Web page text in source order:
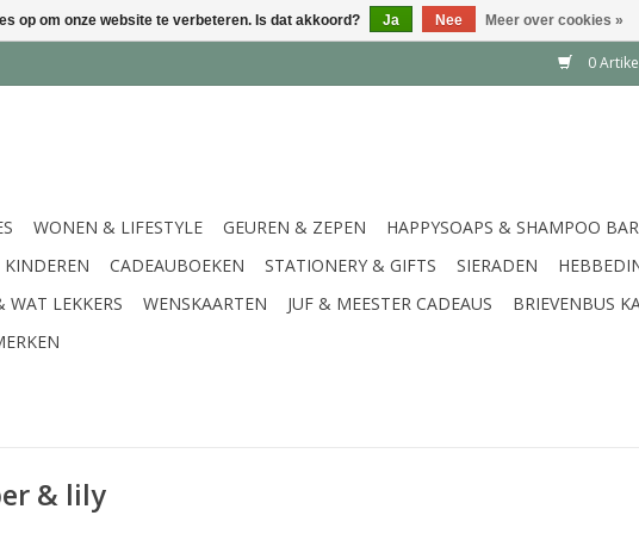
0
WONEN & LIFESTYLE GEUREN & ZEPEN HAPPYSOAPS & SHAMPOO
KINDEREN CADEAUBOEKEN STATIONERY & GIFTS SIERADEN
WAT LEKKERS
WENSKAARTEN JUF & MEESTER CADEAUS BRIEVENBUS
& lily
op om onze website te verbeteren. Is dat akkoord? Ja Nee Meer over cookies »